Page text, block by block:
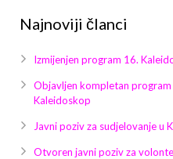
Najnoviji članci
Izmijenjen program 16.
Objavljen kompletan
Kaleidoskop
Javni poziv za sudjelovanje u
Otvoren javni poziv za